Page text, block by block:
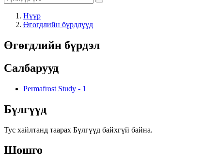
Нүүр
Өгөгдлийн бүрдлүүд
Өгөгдлийн бүрдэл
Салбарууд
Permafrost Study - 1
Бүлгүүд
Тус хайлтанд таарах Бүлгүүд байхгүй байна.
Шошго